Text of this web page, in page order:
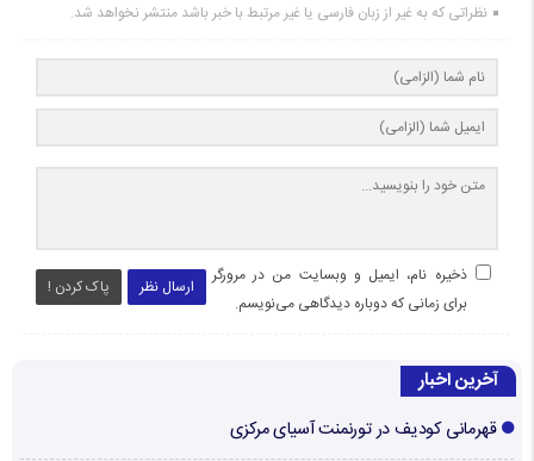
نظراتی که به غیر از زبان فارسی یا غیر مرتبط با خبر باشد منتشر نخواهد شد.
ارسال نظر پاک کردن !
ذخیره نام، ایمیل و وبسایت من در مرورگر
برای زمانی که دوباره دیدگاهی می‌نویسم.
آخرین اخبار
قهرمانی کودیف در تورنمنت آسیای مرکزی